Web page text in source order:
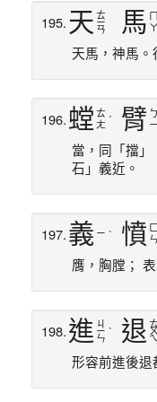
195. 天 ㄊ
ㄧ
ㄢ 馬 ㄚ
天馬，神馬
196.螳 ㄊ
ㄤ ˊ 臂 ㄅ
ㄧ
當，同「擋
石」義近。
197.義 ㄧ ˋ 憤 ㄈ
ㄣ
膺，胸膛；
198.進 ㄐ
ㄧ
ㄣ
ˋ 退 ㄨ
ㄟ
形容前進後退